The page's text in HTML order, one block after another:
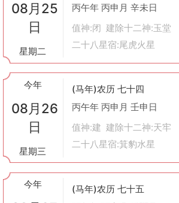
08月25
日
星期二
丙午年 丙申月 辛未日
值神:闭 建除十二神:玉堂
二十八星宿:尾虎火星
今年
08月26
日
星期三
(马年)农历 七十四
丙午年 丙申月 壬申日
值神:建 建除十二神:天牢
二十八星宿:箕豹水星
今年 (马年)农历 七十五